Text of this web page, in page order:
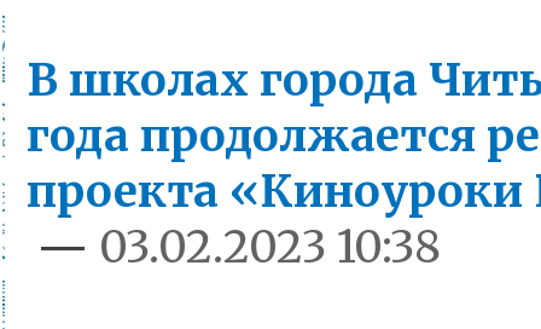
В школах города
года продолжается
проекта
— 03.02.2023 10:38